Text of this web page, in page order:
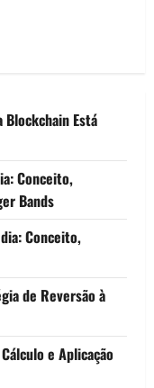
Está
Conceito,
Bands
Conceito,
de Reversão à
e Aplicação